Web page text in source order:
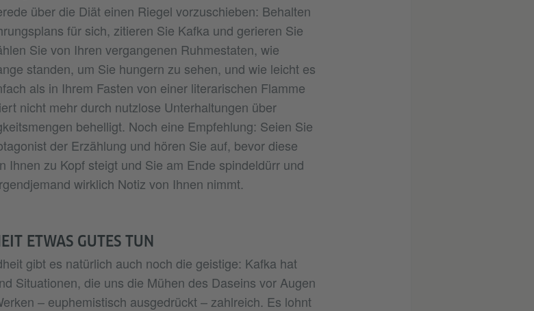
über die Diät einen Riegel vorzuschieben: Behalten
für sich, zitieren Sie Kafka und gerieren Sie
Sie von Ihren vergangenen Ruhmestaten, wie
standen, um Sie hungern zu sehen, und wie leicht es
als in Ihrem Fasten von einer literarischen Flamme
nicht mehr durch nutzlose Unterhaltungen über
behelligt. Noch eine Empfehlung: Seien Sie
der Erzählung und hören Sie auf, bevor diese
Ihnen zu Kopf steigt und Sie am Ende spindeldürr und
wirklich Notiz von Ihnen nimmt.
ETWAS GUTES TUN
gibt es natürlich auch noch die geistige: Kafka hat
Situationen, die uns die Mühen des Daseins vor Augen
– euphemistisch ausgedrückt – zahlreich. Es lohnt